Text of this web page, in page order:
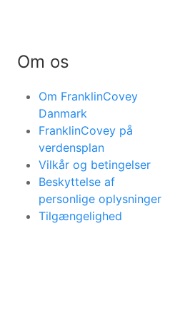
Om os
Om FranklinCovey
Danmark
FranklinCovey på
verdensplan
Vilkår og betingelser
Beskyttelse af
personlige oplysninger
Tilgængelighed